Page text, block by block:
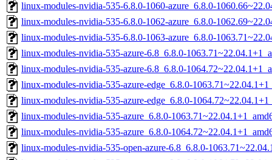
linux-modules-nvidia-535-6.8.0-1060-azure_6.8.0-
linux-modules-nvidia-535-6.8.0-1062-azure_6.8.0-
linux-modules-nvidia-535-6.8.0-1063-azure_6.8.0-
linux-modules-nvidia-535-azure-6.8_6.8.0-
linux-modules-nvidia-535-azure-6.8_6.8.0-
linux-modules-nvidia-535-azure-edge_6.8.0-
linux-modules-nvidia-535-azure-edge_6.8.0-
linux-modules-nvidia-535-azure_6.8.0-
linux-modules-nvidia-535-azure_6.8.0-
linux-modules-nvidia-535-open-azure-6.8_6.8.0-